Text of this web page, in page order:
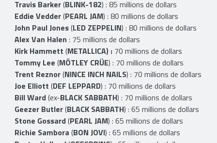
Travis Barker(BLINK-182) : 85 millions de dollars
Eddie Vedder(PEARL JAM) : 80 millions de dollars
John Paul Jones(LED ZEPPELIN) : 80 millions de dollars
Alex Van Halen : 75 millions de dollars
Kirk Hammett (METALLICA) : 70 millions de dollars
Tommy Lee (MÖTLEY CRÜE) : 70 millions de dollars
Trent Reznor(NINCE INCH NAILS) : 70 millions de dollars
Joe Elliott (DEF LEPPARD) : 70 millions de dollars
Bill Ward(ex-BLACK SABBATH) : 70 millions de dollars
Geezer Butler(BLACK SABBATH) : 65 millions de dollars
Stone Gossard(PEARL JAM) : 65 millions de dollars
Richie Sambora (BON JOVI) : 65 millions de dollars